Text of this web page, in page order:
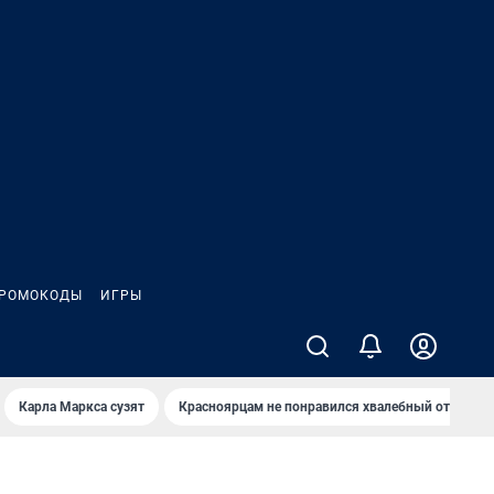
ИГРЫ
Карла Маркса сузят Красноярцам не понравился хвалебный отзыв о